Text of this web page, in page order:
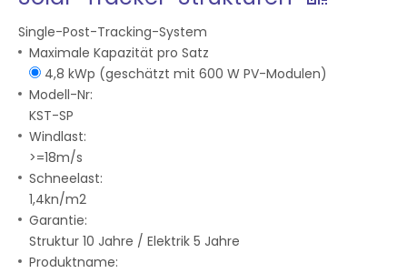
Single-Post-Tracking-System
Maximale Kapazität pro Satz
4,8 kWp (geschätzt mit 600 W PV-Modulen)
Modell-Nr:
KST-SP
Windlast:
>=18m/s
Schneelast:
1,4kn/m2
Garantie:
Struktur 10 Jahre / Elektrik 5 Jahre
Produktname: